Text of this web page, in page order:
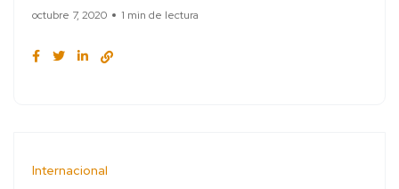
octubre 7, 2020 1 min de lectura
Internacional